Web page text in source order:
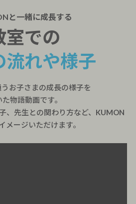
と一緒に成長する
室での
流れや様子
お子さまの成長の様子を
物語動画です。
、先生との関わり方など、KUMON
メージいただけます。